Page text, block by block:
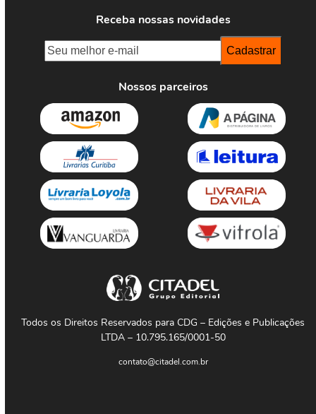
Receba nossas novidades
Nossos parceiros
Todos os Direitos Reservados para CDG – Edições e Publicações
LTDA – 10.795.165/0001-50
contato@citadel.com.br